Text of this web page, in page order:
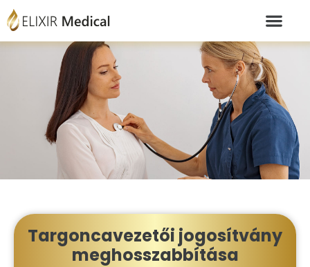
Targoncavezetői jogosítvány
meghosszabbítása